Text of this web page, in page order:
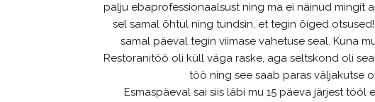
palju ebaprofessionaalsust ning ma ei näinud mingit
sel samal õhtul ning tundsin, et tegin õiged
samal päeval tegin viimase vahetuse seal. Kuna
Restoranitöö oli küll väga raske, aga seltskond oli
töö ning see saab paras väljakutse
Esmaspäeval sai siis läbi mu 15 päeva järjest